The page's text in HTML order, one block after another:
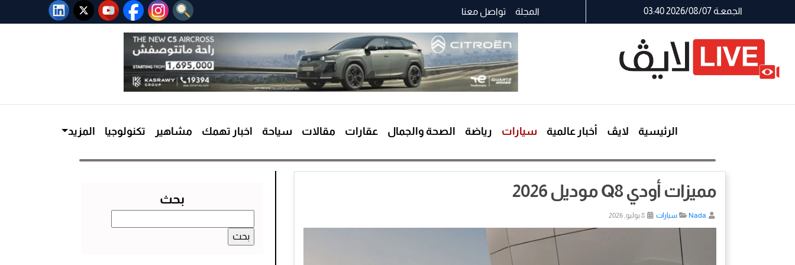
الجمعـة 2026/08/07 03:40 المجلة تواصل معنا
الرئيسية لايڤ أخبار عالمية سيارات رياضة الصحة والجمال عقارات مقالات سياحة اخبار تهمك مشاهير تكنولوجيا المزيد
مميزات أودي Q8 موديل 2026
Nada سيارات
بحث
عن: